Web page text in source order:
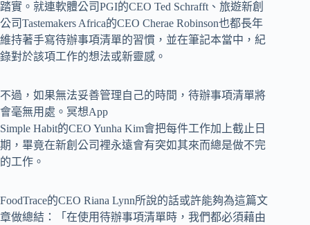
踏實。就連軟體公司PGI的CEO Ted Schrafft、旅遊新創
公司Tastemakers Africa的CEO Cherae Robinson也都長年
維持著手寫待辦事項清單的習慣，並在筆記本當中，紀
錄對於該項工作的想法或新靈感。
不過，如果無法妥善管理自己的時間，待辦事項清單將
會毫無用處。冥想App
Simple Habit的CEO Yunha Kim會把每件工作加上截止日
期，畢竟在新創公司裡永遠會有突如其來而總是做不完
的工作。
FoodTrace的CEO Riana Lynn所說的話或許能夠為這篇文
章做總結：「在使用待辦事項清單時，我們都必須藉由